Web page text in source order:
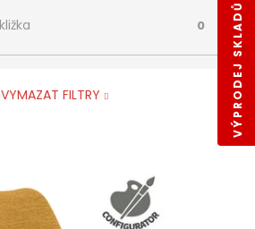
0
VYMAZAT FILTRY VÝPRODEJ SKLADŮ